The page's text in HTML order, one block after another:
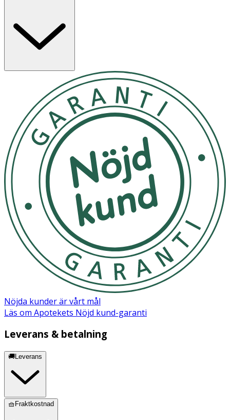
köttsmak.
Användning
rekommendation från din veterinär.
- Använd i minst 15–20 dagar.
- Djurets kroppsvikt - Mängd Stomodine F på varje sida:
- Hund, katt 0,5–5 kg: 1 cm
- Hund 5–15 kg: 2 cm
- Hund 15–25 kg: 3 cm
- Hund >25 kg: 4 cm
- Förvaras i rumstemperatur.
Innehåll
• Klorhexidin • Tris-EDTA • Fytosfingosin • Safflorolja •
Syntetisk köttarom
Säkerhetsdtablad (PDF)
Nöjda kunder är vårt mål
Läs om Apotekets Nöjd kund-garanti
Leverans & betalning
🚚Leverans
🧺Fraktkostnad